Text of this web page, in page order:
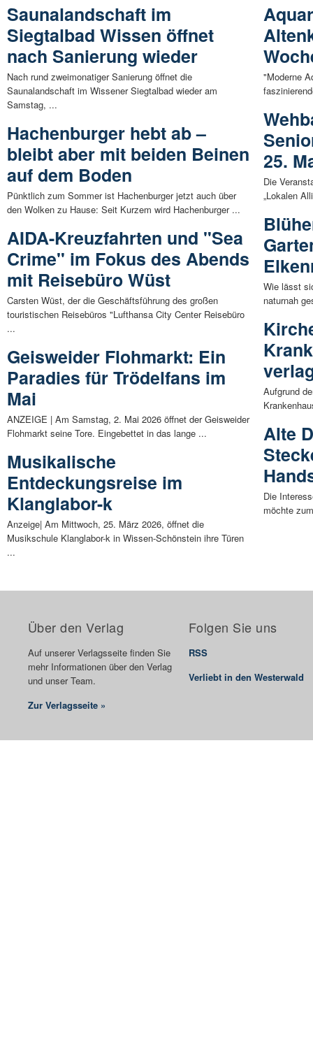
Saunalandschaft im
Siegtalbad Wissen öffnet
nach Sanierung wieder
Nach rund zweimonatiger Sanierung öffnet die
Saunalandschaft im Wissener Siegtalbad wieder am
Samstag, ...
Hachenburger hebt ab –
bleibt aber mit beiden Beinen
auf dem Boden
Pünktlich zum Sommer ist Hachenburger jetzt auch über
den Wolken zu Hause: Seit Kurzem wird Hachenburger ...
AIDA-Kreuzfahrten und "Sea
Crime" im Fokus des Abends
mit Reisebüro Wüst
Carsten Wüst, der die Geschäftsführung des großen
touristischen Reisebüros "Lufthansa City Center Reisebüro
...
Geisweider Flohmarkt: Ein
Paradies für Trödelfans im
Mai
ANZEIGE | Am Samstag, 2. Mai 2026 öffnet der Geisweider
Flohmarkt seine Tore. Eingebettet in das lange ...
Musikalische
Entdeckungsreise im
Klanglabor-k
Anzeige| Am Mittwoch, 25. März 2026, öffnet die
Musikschule Klanglabor-k in Wissen-Schönstein ihre Türen
...
"Moderne
25.
Die
„Lokalen
Wie lässt
naturnah
Aufgrund
Alte
Die
möchte
Über den Verlag
Auf unserer Verlagsseite finden Sie
mehr Informationen über den Verlag
und unser Team.
Zur Verlagsseite »
Folgen Sie uns
RSS
Verliebt in den Westerwald